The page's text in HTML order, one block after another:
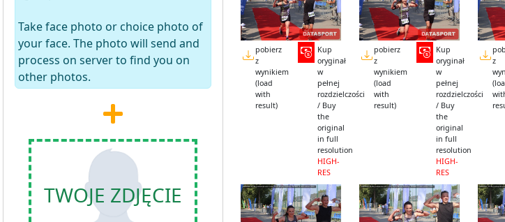
Take face photo or choice photo of
your face. The photo will send and
process on server to find you on
other photos.
TWOJE ZDJĘCIE
pobierz
z
wynikiem
(load
with
result)
Kup
oryginał
w
pełnej
rozdzielczości
/ Buy
the
original
in full
resolution
HIGH-
RES
pobierz
z
wynikiem
(load
with
result)
Kup
oryginał
w
pełnej
rozdzielczości
/ Buy
the
original
in full
resolution
HIGH-
RES
z